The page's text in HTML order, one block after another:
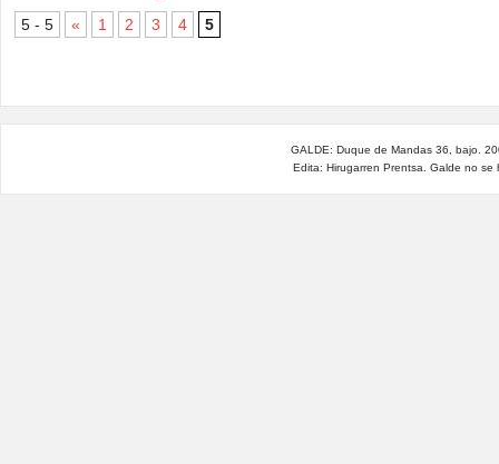
5 - 5
« 1 2 3 4 5
GALDE: Duque de Mandas 36, bajo.
Edita: Hirugarren Prentsa. Galde no